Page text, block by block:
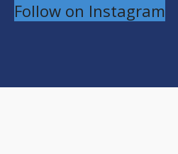
Follow on Instagram